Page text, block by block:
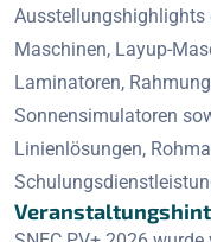
Ausstellungshighlights
Maschinen, Layup-
Laminatoren,
Sonnensimulatoren
Linienlösungen,